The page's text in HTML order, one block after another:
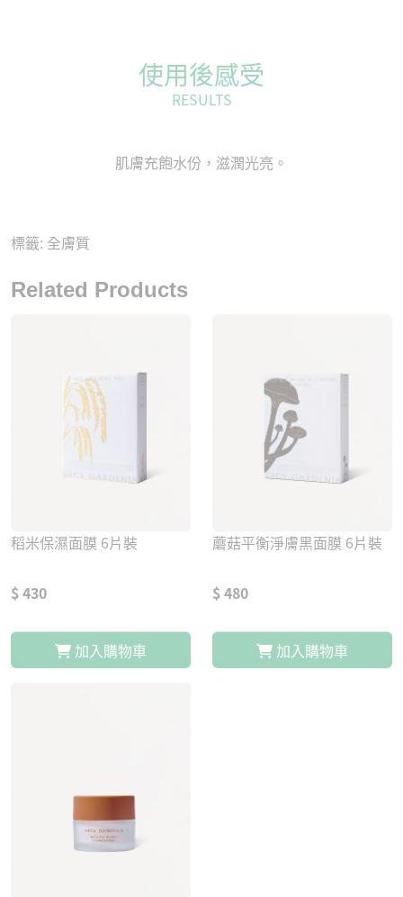
使用後感受
RESULTS
肌膚充飽水份，滋潤光亮。
標籤: 全膚質
Related Products
稻米保濕面膜 6片裝
$ 430
加入購物車
蘑菇平衡淨膚黑面膜 6片裝
$ 480
加入購物車